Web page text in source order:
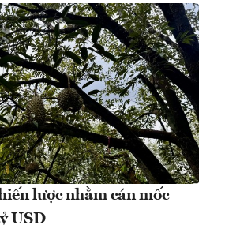
lược nhằm cán mốc
USD